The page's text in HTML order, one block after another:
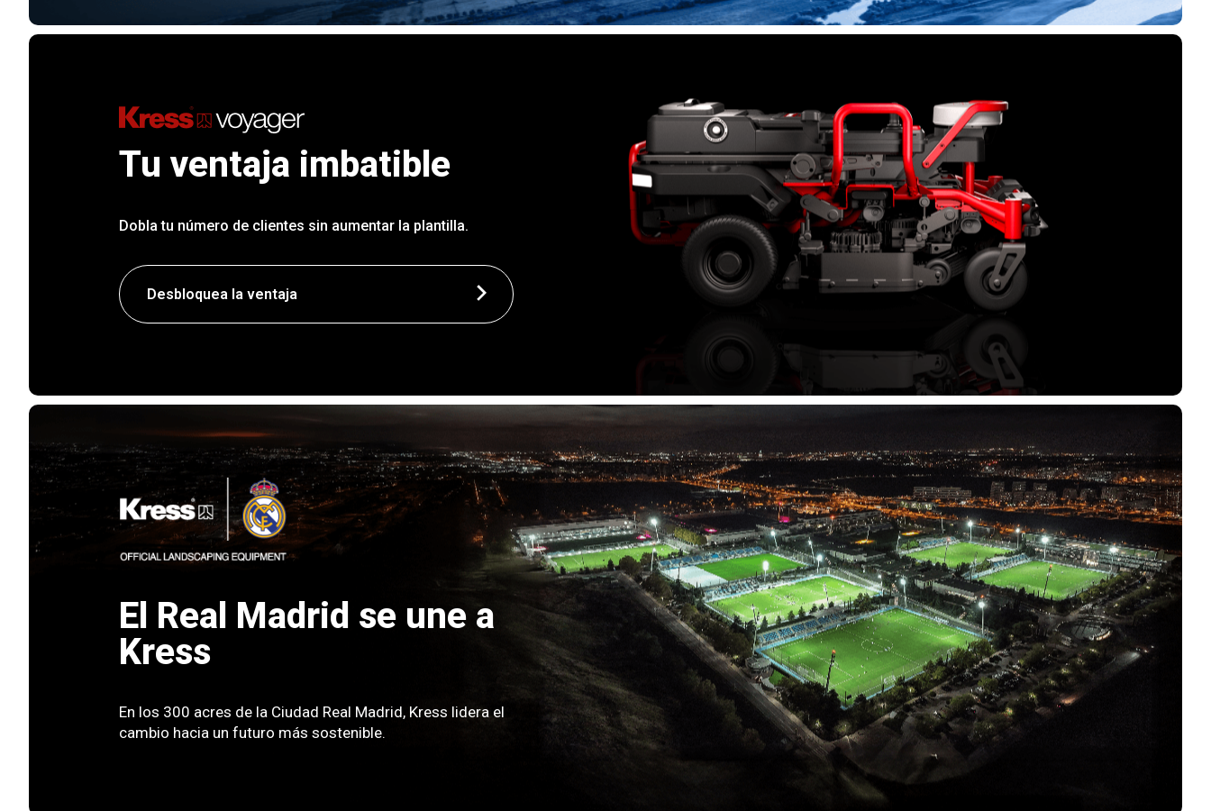
Tu ventaja imbatible
Dobla tu número de clientes sin aumentar la plantilla.
Desbloquea la ventaja
El Real Madrid se une a
Kress
En los 300 acres de la Ciudad Real Madrid, Kress lidera el
cambio hacia un futuro más sostenible.